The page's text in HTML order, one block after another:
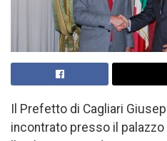
Il Prefetto di Cagliari
incontrato presso il palazzo